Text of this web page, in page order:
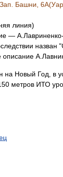
Башни,
линия)
—
назван
описание
на Новый Год, в
метров ИТО